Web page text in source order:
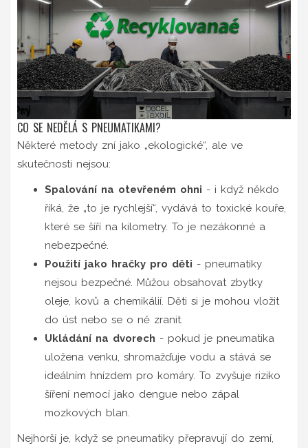
CO SE NEDĚLÁ S PNEUMATIKAMI?
Některé metody zní jako „ekologické“, ale ve
skutečnosti nejsou:
Spalování na otevřeném ohni - i když někdo
říká, že „to je rychlejší“, vydává to toxické kouře,
které se šíří na kilometry. To je nezákonné a
nebezpečné.
Použití jako hračky pro děti - pneumatiky
nejsou bezpečné. Můžou obsahovat zbytky
oleje, kovů a chemikálií. Děti si je mohou vložit
do úst nebo se o ně zranit.
Ukládání na dvorech - pokud je pneumatika
uložena venku, shromažďuje vodu a stává se
ideálním hnízdem pro komáry. To zvyšuje riziko
šíření nemocí jako dengue nebo zápal
mozkových blan.
Nejhorší je, když se pneumatiky přepravují do zemí,